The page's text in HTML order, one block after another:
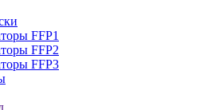
FFP1
FFP2
FFP3